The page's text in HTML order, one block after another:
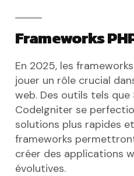
Frameworks
En 2025, les
jouer un rôle crucial
web. Des outils tels que
CodeIgniter se
solutions plus rapides
frameworks
créer des applications
évolutives.